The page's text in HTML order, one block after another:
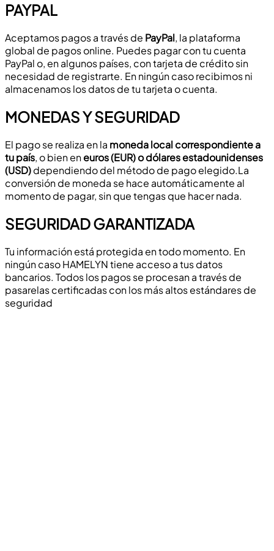
PAYPAL
Aceptamos pagos a través de PayPal, la plataforma
global de pagos online. Puedes pagar con tu cuenta
PayPal o, en algunos países, con tarjeta de crédito sin
necesidad de registrarte. En ningún caso recibimos ni
almacenamos los datos de tu tarjeta o cuenta.
MONEDAS Y SEGURIDAD
El pago se realiza en la moneda local correspondiente a
tu país, o bien eneuros (EUR) o dólares estadounidenses
(USD)dependiendo del método de pago elegido.La
conversión de moneda se hace automáticamente al
momento de pagar, sin que tengas que hacer nada.
SEGURIDAD GARANTIZADA
Tu información está protegida en todo momento. En
ningún caso HAMELYN tiene acceso a tus datos
bancarios. Todos los pagos se procesan a través de
pasarelas certificadas con los más altos estándares de
seguridad